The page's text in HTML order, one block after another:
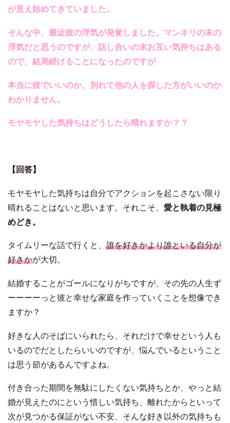
が見え始めてきていました。
そんな中、最近彼の浮気が発覚しました。 マンネリの末の
浮気だと思うのですが、話し合いの末お互い気持ちはある
ので、結局続けることになったのですが
本当に彼でいいのか、別れて他の人を探した方がいいのか
わかりません。
モヤモヤした気持ちはどうしたら晴れますか？？
【回答】
モヤモヤした気持ちは自分でアクションを起こさない限り
晴れることはないと思います。 それこそ、 愛と執着の見極
めどき。
タイムリーな話で行くと、 誰を好きかより誰といる自分が
好きかが大切。
結婚することがゴールになりがちですが、その先の人生ず
ーーーーっと彼と幸せな家庭を作っていくことを想像でき
ますか？
好きな人のそばにいられたら、それだけで幸せという人も
いるのでだとしたらいいのですが、悩んでいるということ
は思う節があるんですよね。
付き合った期間を無駄にしたくない気持ちとか、やっと結
婚が見えたのにという惜しい気持ち、離れたからといって
次が見つかる保証がない不安、そんな好き以外の気持ちも